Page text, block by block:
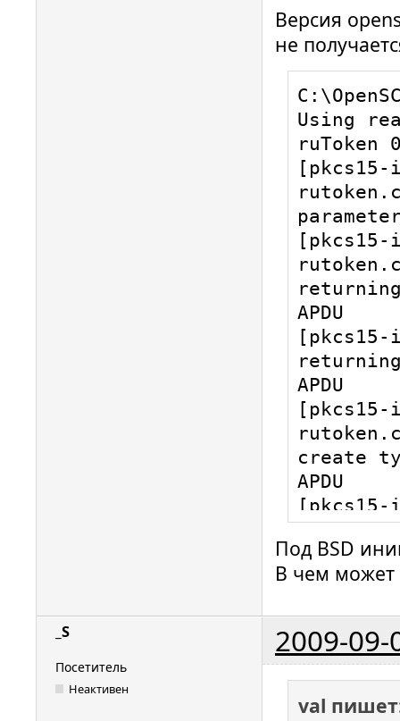
Версия
не
Using
ruToken
APDU
APDU
create
APDU
erase:
Failed
Под BSD
В чем может
_S 2009-09-
Посетитель
Неактивен
val